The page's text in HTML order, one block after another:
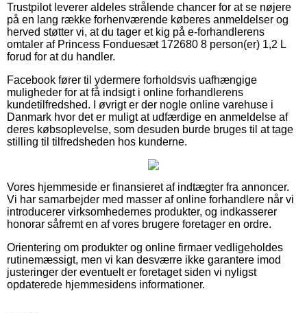
Trustpilot leverer aldeles strålende chancer for at se nøjere
på en lang række forhenværende køberes anmeldelser og
herved støtter vi, at du tager et kig på e-forhandlerens
omtaler af Princess Fonduesæt 172680 8 person(er) 1,2 L
forud for at du handler.
Facebook fører til ydermere forholdsvis uafhængige
muligheder for at få indsigt i online forhandlerens
kundetilfredshed. I øvrigt er der nogle online varehuse i
Danmark hvor det er muligt at udfærdige en anmeldelse af
deres købsoplevelse, som desuden burde bruges til at tage
stilling til tilfredsheden hos kunderne.
Vores hjemmeside er finansieret af indtægter fra annoncer.
Vi har samarbejder med masser af online forhandlere når vi
introducerer virksomhedernes produkter, og indkasserer
honorar såfremt en af vores brugere foretager en ordre.
Orientering om produkter og online firmaer vedligeholdes
rutinemæssigt, men vi kan desværre ikke garantere imod
justeringer der eventuelt er foretaget siden vi nyligst
opdaterede hjemmesidens informationer.